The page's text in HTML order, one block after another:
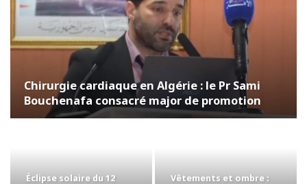
Chirurgie cardiaque en Algérie : le Pr Sami
Bouchenafa consacré major de promotion
Éclipse solaire du 12
Vêtements et ombre :